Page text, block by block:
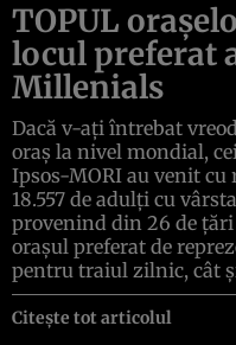
TOPUL
locul preferat
Millenials
Dacă v-aţi întrebat
oraş la nivel mondial,
Ipsos-MORI au venit
18.557 de adulţi cu
provenind din 26 de
oraşul preferat de
pentru traiul zilnic, cât
Citește tot articolul